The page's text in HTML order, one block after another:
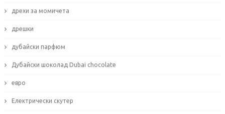
дрехи за момичета
дрешки
дубайски парфюм
Дубайски шоколад Dubai chocolate
евро
Електрически скутер